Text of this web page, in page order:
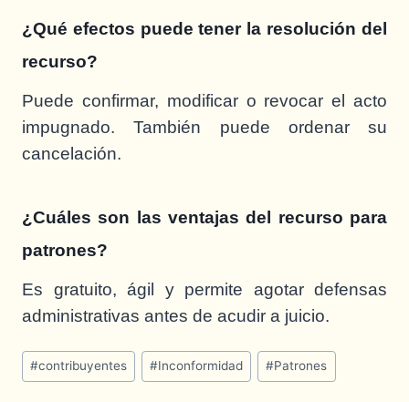
¿Qué efectos puede tener la resolución del
recurso?
Puede confirmar, modificar o revocar el acto
impugnado. También puede ordenar su
cancelación.
¿Cuáles son las ventajas del recurso para
patrones?
Es gratuito, ágil y permite agotar defensas
administrativas antes de acudir a juicio.
Post
Tags:
#contribuyentes #Inconformidad #Patrones